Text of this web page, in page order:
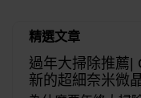
精選文章
過年大掃除推薦|
新的超細奈米微